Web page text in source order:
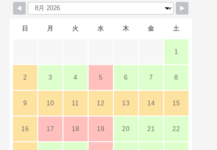
日 月 火 水 木 金 土
1
2 3 4 5 6 7 8
9 10 11 12 13 14 15
16 17 18 19 20 21 22